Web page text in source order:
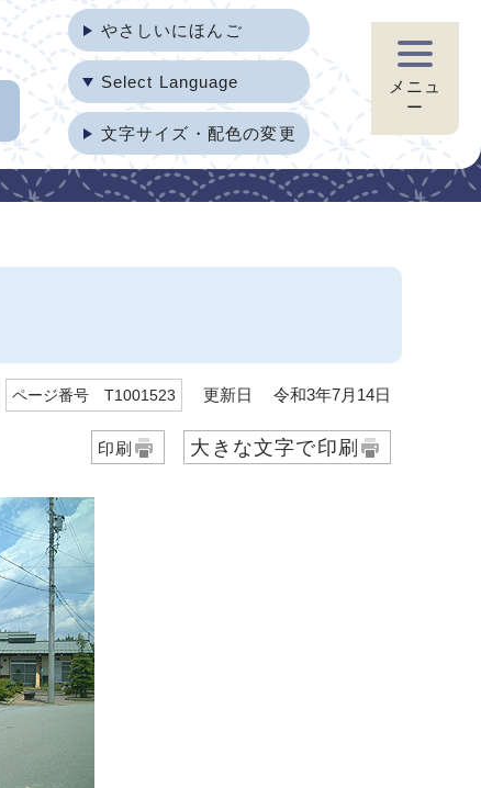
やさしいにほんご
Select Language
文字サイズ・配色の変更
メニュ
ー
ページ番号 T1001523 更新日 令和3年7月14日
印刷 大きな文字で印刷